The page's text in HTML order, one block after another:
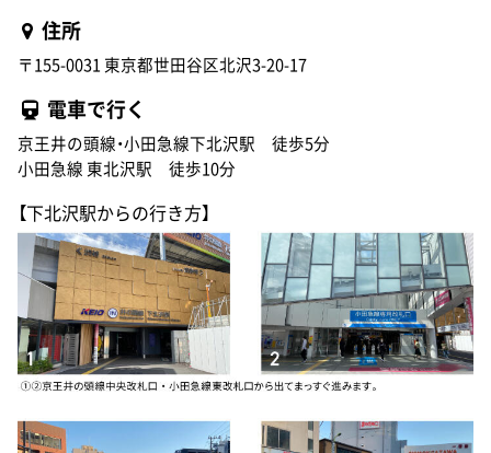
住所
〒155-0031 東京都世田谷区北沢3-20-17
電車で行く
京王井の頭線・小田急線下北沢駅 徒歩5分
小田急線 東北沢駅 徒歩10分
【下北沢駅からの行き方】